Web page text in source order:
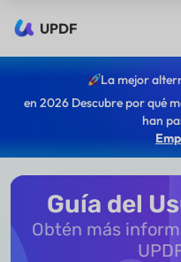
UPDF
La mejor
en 2026 Descubre por qué
han
Guía del
Obtén más